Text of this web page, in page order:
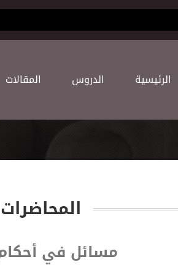
اﻟﺮﺋﻴﺴﻴﺔ اﻟﺪﺭﻭﺱ اﻟﻤﻘﺎﻻﺕ
المحاضرات
مسائل في